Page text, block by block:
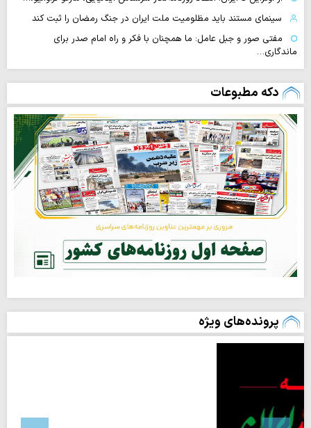
سینمای مستند باید مظلومیت ملت ایران در جنگ رمضان را ثبت کند
مفتی صور و جبل عامل: ما همچنان با فکر و راه امام صدر برای
ماندگاری…
دکه مطبوعات
پرونده‌های ویژه